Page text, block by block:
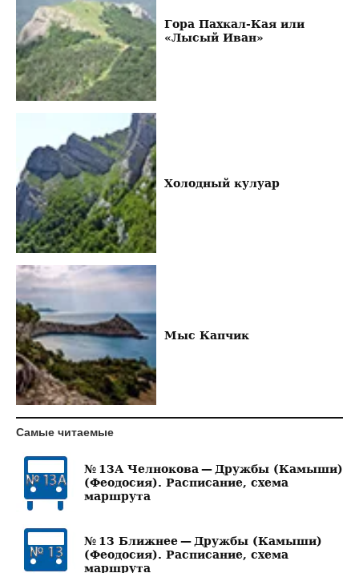
Гора Пахкал-Кая или
«Лысый Иван»
Холодный кулуар
Мыс Капчик
Самые читаемые
№ 13А Челнокова — Дружбы (Камыши)
(Феодосия). Расписание, схема
маршрута
№ 13 Ближнее — Дружбы (Камыши)
(Феодосия). Расписание, схема
маршрута